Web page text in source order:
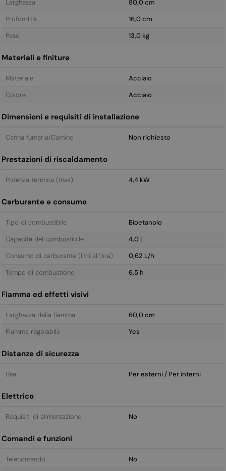
Larghezza
80,0 cm
Profondità
16,0 cm
Peso
13,0 kg
Materiali e finiture
Materiale
Acciaio
Colore
Acciaio
Dimensioni e requisiti di installazione
Canna fumaria/Camino Non richiesto
Prestazioni di riscaldamento
Potenza termica (max) 4,4 kW
Carburante e consumo
Tipo di combustibile
Bioetanolo
Capacità del combustibile
4,0 L
Consumo di carburante (litri all’ora)
0,62 L/h
Tempo di combustione
6,5 h
Fiamma ed effetti visivi
Larghezza della fiamma
60,0 cm
Fiamma regolabile
Yes
Distanze di sicurezza
Usa Per esterni / Per interni
Elettrico
Requisiti di alimentazione No
Comandi e funzioni
Telecomando
No